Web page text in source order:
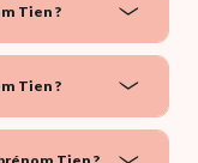
Tien ?
Tien ?